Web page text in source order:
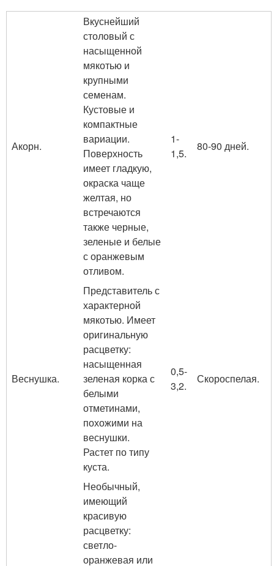
Акорн.
Вкуснейший
столовый с
насыщенной
мякотью и
крупными
семенам.
Кустовые и
компактные
вариации.
Поверхность
имеет гладкую,
окраска чаще
желтая, но
встречаются
также черные,
зеленые и белые
с оранжевым
отливом.
1-
1,5.
80-90 дней.
Веснушка.
Представитель с
характерной
мякотью. Имеет
оригинальную
расцветку:
насыщенная
зеленая корка с
белыми
отметинами,
похожими на
веснушки.
Растет по типу
куста.
0,5-
3,2.
Скороспелая.
Необычный,
имеющий
красивую
расцветку:
светло-
оранжевая или